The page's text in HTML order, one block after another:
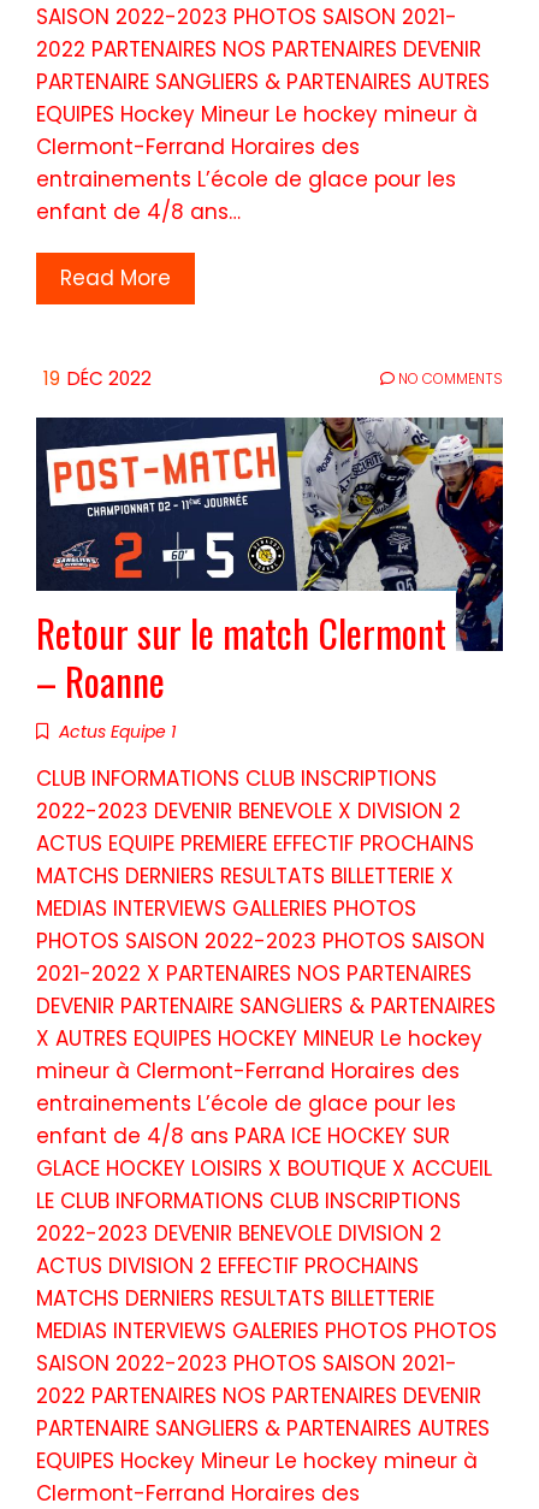
SAISON 2022-2023 PHOTOS SAISON 2021-
2022 PARTENAIRES NOS PARTENAIRES DEVENIR
PARTENAIRE SANGLIERS & PARTENAIRES AUTRES
EQUIPES Hockey Mineur Le hockey mineur à
Clermont-Ferrand Horaires des
entrainements L’école de glace pour les
enfant de 4/8 ans…
Read More
19 DÉC 2022 NO COMMENTS
Retour sur le match Clermont
– Roanne
Actus Equipe 1
CLUB INFORMATIONS CLUB INSCRIPTIONS
2022-2023 DEVENIR BENEVOLE X DIVISION 2
ACTUS EQUIPE PREMIERE EFFECTIF PROCHAINS
MATCHS DERNIERS RESULTATS BILLETTERIE X
MEDIAS INTERVIEWS GALLERIES PHOTOS
PHOTOS SAISON 2022-2023 PHOTOS SAISON
2021-2022 X PARTENAIRES NOS PARTENAIRES
DEVENIR PARTENAIRE SANGLIERS & PARTENAIRES
X AUTRES EQUIPES HOCKEY MINEUR Le hockey
mineur à Clermont-Ferrand Horaires des
entrainements L’école de glace pour les
enfant de 4/8 ans PARA ICE HOCKEY SUR
GLACE HOCKEY LOISIRS X BOUTIQUE X ACCUEIL
LE CLUB INFORMATIONS CLUB INSCRIPTIONS
2022-2023 DEVENIR BENEVOLE DIVISION 2
ACTUS DIVISION 2 EFFECTIF PROCHAINS
MATCHS DERNIERS RESULTATS BILLETTERIE
MEDIAS INTERVIEWS GALERIES PHOTOS PHOTOS
SAISON 2022-2023 PHOTOS SAISON 2021-
2022 PARTENAIRES NOS PARTENAIRES DEVENIR
PARTENAIRE SANGLIERS & PARTENAIRES AUTRES
EQUIPES Hockey Mineur Le hockey mineur à
Clermont-Ferrand Horaires des